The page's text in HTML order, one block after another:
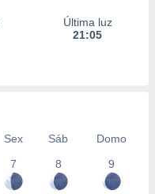
Última luz
21:05
Sex Sáb
Domo
7
8 9